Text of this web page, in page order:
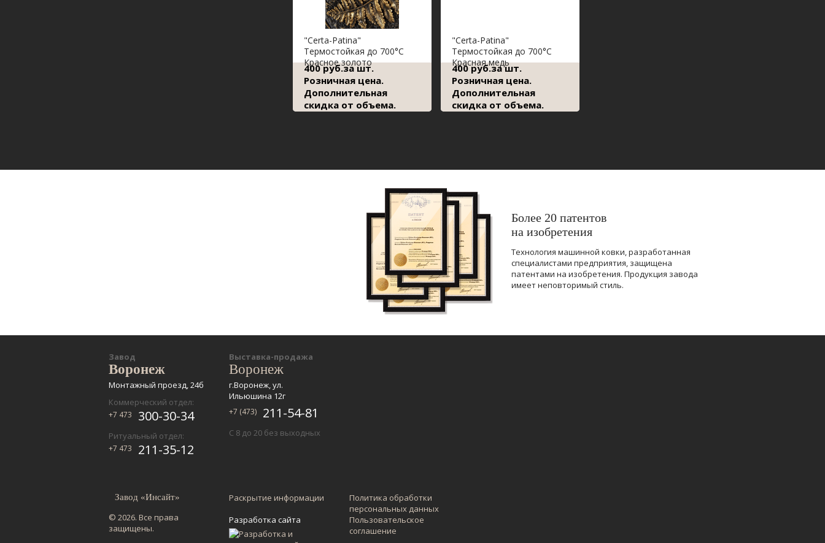
"Сerta-Patina"
Термостойкая до 700°С
Красное золото
400 руб.за шт.
Розничная цена.
Дополнительная
скидка от объема.
"Сerta-Patina"
Термостойкая до 700°С
Красная медь
400 руб.за шт.
Розничная цена.
Дополнительная
скидка от объема.
Более 20 патентов
на изобретения
Технология машинной ковки, разработанная
специалистами предприятия, защищена
патентами на изобретения. Продукция завода
имеет неповторимый стиль.
Завод
Воронеж
Монтажный проезд, 24б
Коммерческий отдел:
+7 473 300-30-34
Ритуальный отдел:
+7 473 211-35-12
Выставка-продажа
Воронеж
г.Воронеж, ул.
Ильюшина 12г
+7 (473) 211-54-81
С 8 до 20 без выходных
Завод «Инсайт»
© 2026. Все права
защищены.
Раскрытие информации
Разработка сайта
Политика обработки
персональных данных
Пользовательское
соглашение